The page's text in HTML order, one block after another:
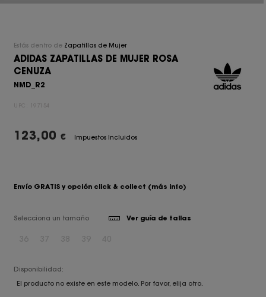
Estás dentro de Zapatillas de Mujer
ADIDAS ZAPATILLAS DE MUJER ROSA
CENUZA
NMD_R2
UPC: 197154
123,00 € Impuestos Incluidos
Envío GRATIS y opción click & collect (más info)
Selecciona un tamaño Ver guía de tallas
Disponibilidad:
El producto no existe en este modelo. Por favor, elija otro.